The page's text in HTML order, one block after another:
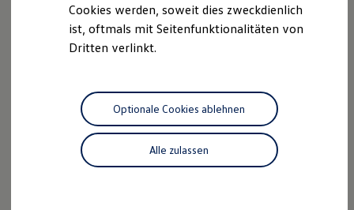
Besitzer und Service
Software Updates
Service und Ersatzteile
Motorenöl und Flüssigkeiten
Räder und Reifen
Pannen- und Unfallhilfe
Economy Service
Volkswagen Teile
Zubehör
Cookies werden, soweit dies zweckdienlich
ist, oftmals mit Seitenfunktionalitäten von
Dritten verlinkt.
Alle zulassen
Optionale Cookies ablehnen